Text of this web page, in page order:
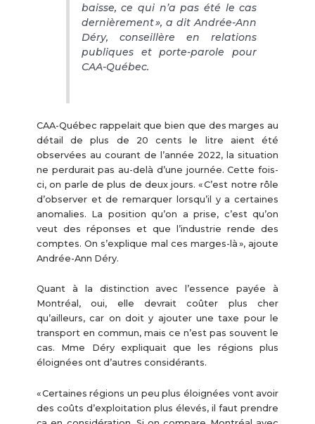
baisse, ce qui n’a pas été le cas
dernièrement », a dit Andrée-Ann
Déry, conseillère en relations
publiques et porte-parole pour
CAA-Québec.
CAA-Québec rappelait que bien que des marges au
détail de plus de 20 cents le litre aient été
observées au courant de l’année 2022, la situation
ne perdurait pas au-delà d’une journée. Cette fois-
ci, on parle de plus de deux jours. « C’est notre rôle
d’observer et de remarquer lorsqu’il y a certaines
anomalies. La position qu’on a prise, c’est qu’on
veut des réponses et que l’industrie rende des
comptes. On s’explique mal ces marges-là », ajoute
Andrée-Ann Déry.
Quant à la distinction avec l’essence payée à
Montréal, oui, elle devrait coûter plus cher
qu’ailleurs, car on doit y ajouter une taxe pour le
transport en commun, mais ce n’est pas souvent le
cas. Mme Déry expliquait que les régions plus
éloignées ont d’autres considérants.
« Certaines régions un peu plus éloignées vont avoir
des coûts d’exploitation plus élevés, il faut prendre